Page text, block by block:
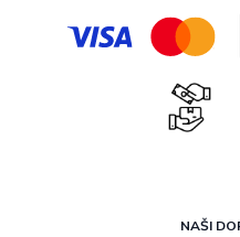
NAŠI